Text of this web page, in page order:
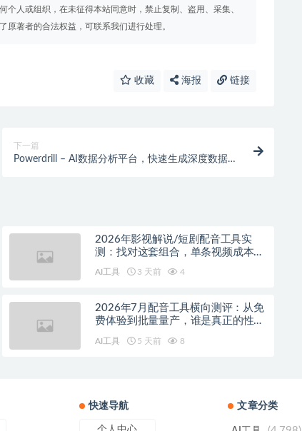
人或组织，在未征得本站同意时，禁止复制、盗用、采集、
原著者的合法权益，可联系我们进行处理。
收藏 海报 链接
下一篇
Powerdrill – AI数据分析平台，快速生成深度数据报
2026年影视解说/短剧配音工具实
测：找对这套组合，单条视频成本直
AI工具 3 天前 4
2026年7月配音工具横向测评：从免
费体验到批量量产，谁是真正的性价
AI工具 5 天前 8
快速导航 文章分类